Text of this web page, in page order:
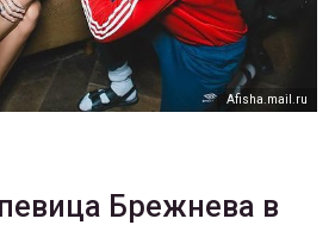
Аfisha.mail.ru
Брежнева в